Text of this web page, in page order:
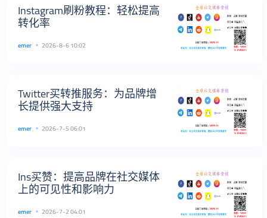
Instagram刷粉教程：轻松提高
转化率
emer 2026-8-6 10:02
Twitter买转推服务：为品牌增
长提供强大支持
emer 2026-7-5 06:01
Ins买赞：提高品牌在社交媒体
上的可见性和影响力
emer 2026-7-2 04:01